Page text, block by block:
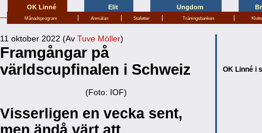
OK Linné Elit Ungdom
Månadsprogram | Anmälan | Stafetter | Träningsbanken |
11 oktober 2022 (Av Tuve Möller)
Framgångar på
världscupfinalen i Schweiz
(Foto: IOF)
Visserligen en vecka sent,
men ändå värt att
OK Linné i